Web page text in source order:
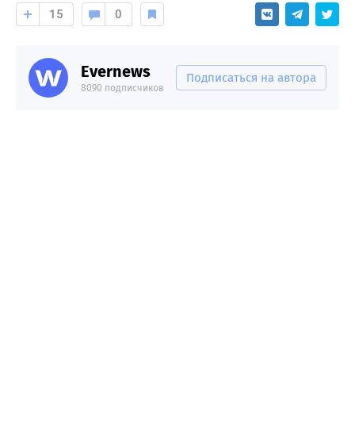
15 0
Evernews
8090 подписчиков
Подписаться на автора